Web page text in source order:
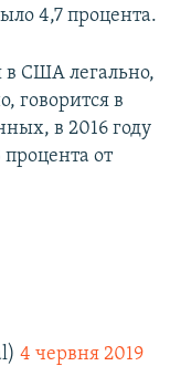
4,7 процента.
в США легально,
говорится в
в 2016 году
от
4 червня 2019